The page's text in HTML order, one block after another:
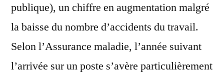
publique), un chiffre en augmentation malgré
la baisse du nombre d’accidents du travail.
Selon l’Assurance maladie, l’année suivant
l’arrivée sur un poste s’avère particulièrement